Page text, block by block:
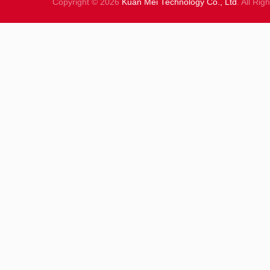
Copyright © 2026 Kuan Mei Technology Co., Ltd . All